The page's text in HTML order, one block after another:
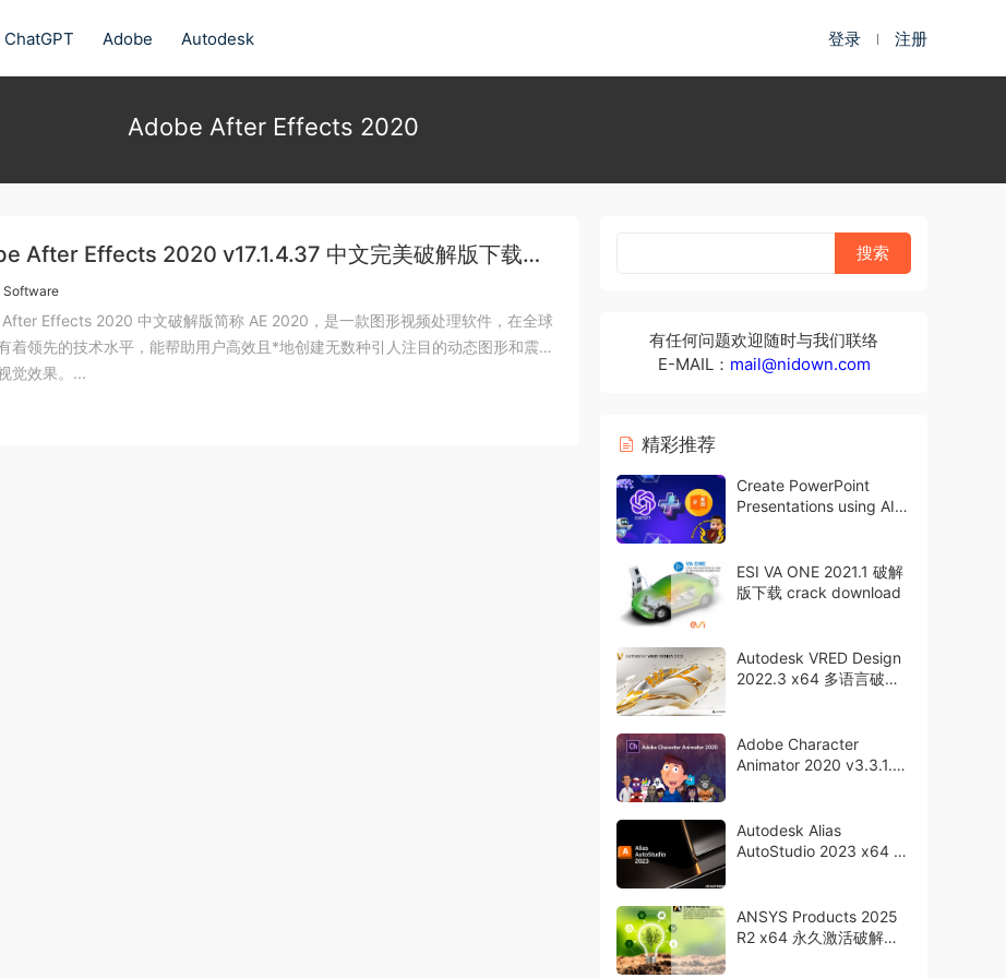
ChatGPT Adobe Autodesk 登录 注册
Adobe After Effects 2020
After Effects 2020 v17.1.4.37 中文完美破解版下载
Software
Effects 2020 中文破解版简称 AE 2020，是一款图形视频处理软件，在全球
着领先的技术水平，能帮助用户高效且*地创建无数种引人注目的动态图形和震撼
觉效果。...
有任何问题欢迎随时与我们联络
E-MAIL： mail@nidown.com
精彩推荐
Create PowerPoint
Presentations using AI
ESI VA ONE 2021.1 破解
版下载 crack download
Autodesk VRED Design
2022.3 x64 多语言破解
Adobe Character
Animator 2020 v3.3.1.6
Autodesk Alias
AutoStudio 2023 x64 破
ANSYS Products 2025
R2 x64 永久激活破解版